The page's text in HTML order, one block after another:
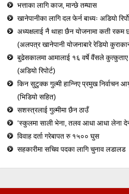
भत्ताका लागि काज, मान्छे तम्घास
खानेपानीका लागि दल फेर्न बाध्यः अडियो
अध्यक्षलाई नै थाहा छैन योजनामा कती
(अलपत्र खानेपानी योजनाबारे रेडियो
बुढेसकालमा आमालाई १६ वर्षे वैंसले कुत्कुताए
(अडियो रिपोर्ट)
किन सुटुक्क गुल्मी हान्निए प्रमुख निर्वाचन
(भिडियो सहित)
सशस्त्रलाई गुल्मीमा छैन ठाउँ
‘स्कुलमा साली भेना, तलव आधा आधा लेना
विवाह दर्ता गरेबापत रु १५०० घुस
सहकारीमा सचिव पदका लागि चुनाव लडालड